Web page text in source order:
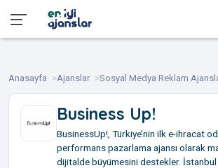
Anasayfa Ajanslar Sosyal Medya Reklam
Business Up!
BusinessUp!, Türkiye’nin ilk e-ihracat
performans pazarlama ajansı olarak
dijitalde büyümesini destekler. İstanbul